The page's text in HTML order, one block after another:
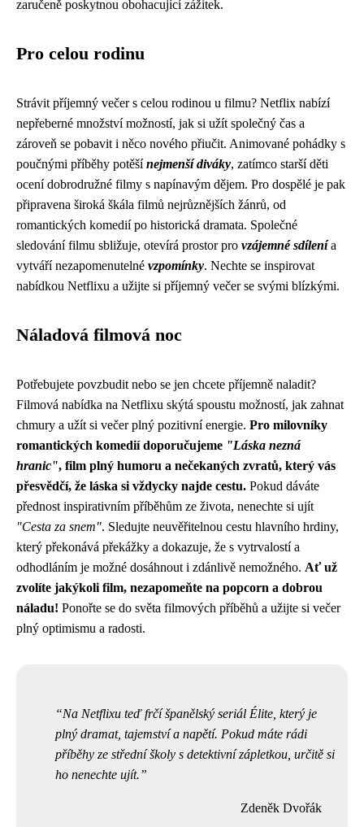
zaručeně poskytnou obohacující zážitek.
Pro celou rodinu
Strávit příjemný večer s celou rodinou u filmu? Netflix nabízí
nepřeberné množství možností, jak si užít společný čas a
zároveň se pobavit i něco nového přiučit. Animované pohádky s
poučnými příběhy potěšínejmenší diváky, zatímco starší děti
ocení dobrodružné filmy s napínavým dějem. Pro dospělé je pak
připravena široká škála filmů nejrůznějších žánrů, od
romantických komedií po historická dramata. Společné
sledování filmu sbližuje, otevírá prostor pro vzájemné sdílenía
vytváří nezapomenutelné vzpomínky. Nechte se inspirovat
nabídkou Netflixu a užijte si příjemný večer se svými blízkými.
Náladová filmová noc
Potřebujete povzbudit nebo se jen chcete příjemně naladit?
Filmová nabídka na Netflixu skýtá spoustu možností, jak zahnat
chmury a užít si večer plný pozitivní energie. Pro milovníky
romantických komedií doporučujeme "Láska nezná
hranic", film plný humoru a nečekaných zvratů, který vás
přesvědčí, že láska si vždycky najde cestu. Pokud dáváte
přednost inspirativním příběhům ze života, nenechte si ujít
"Cesta za snem". Sledujte neuvěřitelnou cestu hlavního hrdiny,
který překonává překážky a dokazuje, že s vytrvalostí a
odhodláním je možné dosáhnout i zdánlivě nemožného. Ať už
zvolíte jakýkoli film, nezapomeňte na popcorn a dobrou
náladu! Ponořte se do světa filmových příběhů a užijte si večer
plný optimismu a radosti.
Na Netflixu teď frčí španělský seriál Élite, který je
plný dramat, tajemství a napětí. Pokud máte rádi
příběhy ze střední školy s detektivní zápletkou, určitě si
ho nenechte ujít.
Zdeněk Dvořák